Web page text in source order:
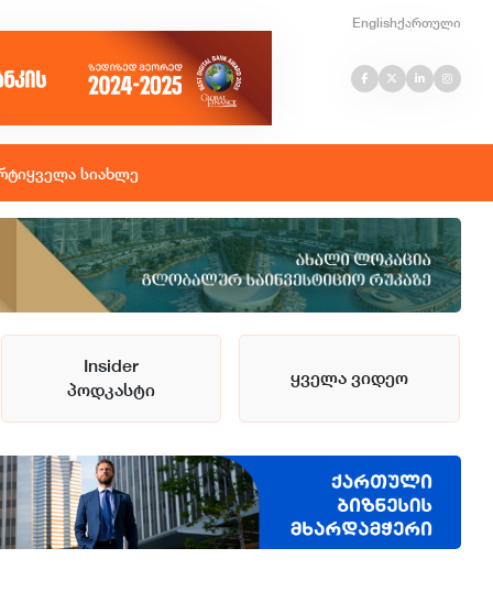
Englishქართული
ყველა სიახლე
Insider
პოდკასტი
ყველა ვიდეო